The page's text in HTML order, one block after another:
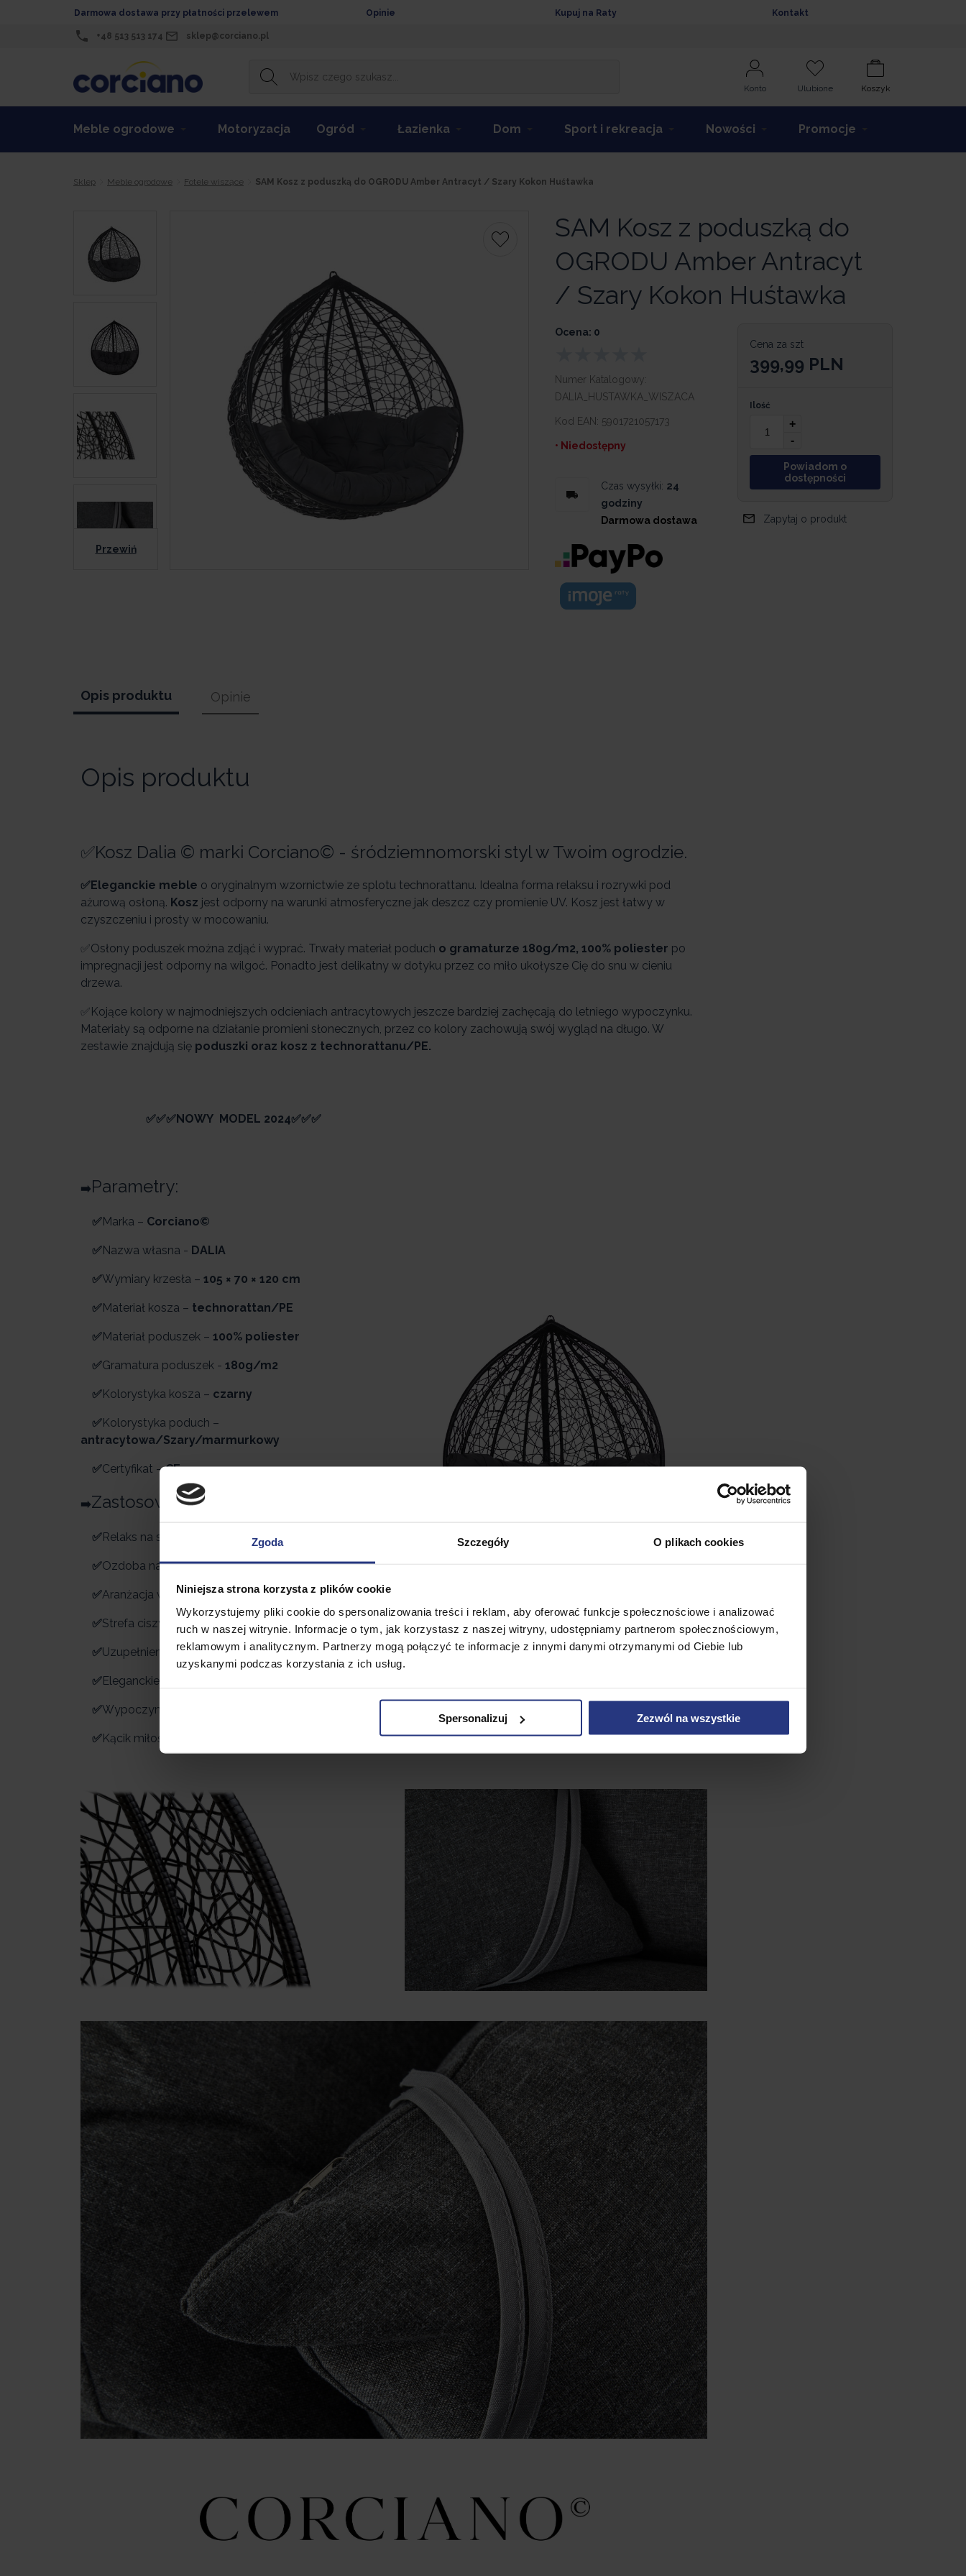
Zgoda Szczegóły O plikach cookies
Niniejsza strona korzysta z plików cookie
Wykorzystujemy pliki cookie do spersonalizowania treści i reklam, aby oferować funkcje społecznościowe i analizować
ruch w naszej witrynie. Informacje o tym, jak korzystasz z naszej witryny, udostępniamy partnerom społecznościowym,
reklamowym i analitycznym. Partnerzy mogą połączyć te informacje z innymi danymi otrzymanymi od Ciebie lub
uzyskanymi podczas korzystania z ich usług.
Spersonalizuj Zezwól na wszystkie
Darmowa dostawa przy płatności przelewem Opinie Kupuj na Raty Kontakt
+48 513 513 174 sklep@corciano.pl
Konto Ulubione Koszyk
Meble ogrodowe Motoryzacja Ogród Łazienka Dom Sport i rekreacja Nowości Promocje
Sklep Meble ogrodowe Fotele wiszące SAM Kosz z poduszką do OGRODU Amber Antracyt / Szary Kokon Huśtawka
Przewiń
SAM Kosz z poduszką do
OGRODU Amber Antracyt
/ Szary Kokon Huśtawka
Ocena: 0
Numer Katalogowy:
DALIA_HUSTAWKA_WISZACA
Kod EAN: 5901721057173
• Niedostępny
Czas wysyłki: 24
godziny
Darmowa dostawa
Opis produktu Opinie
Opis produktu
✅Kosz Dalia © marki Corciano© - śródziemnomorski styl w Twoim ogrodzie.
✅Eleganckie meble o oryginalnym wzornictwie ze splotu technorattanu. Idealna forma relaksu i rozrywki pod
ażurową osłoną. Kosz jest odporny na warunki atmosferyczne jak deszcz czy promienie UV. Kosz jest łatwy w
czyszczeniu i prosty w mocowaniu.
✅Osłony poduszek można zdjąć i wyprać. Trwały materiał poduch o gramaturze 180g/m2, 100% poliester po
impregnacji jest odporny na wilgoć. Ponadto jest delikatny w dotyku przez co miło ukołysze Cię do snu w cieniu
drzewa.
✅Kojące kolory w najmodniejszych odcieniach antracytowych jeszcze bardziej zachęcają do letniego wypoczynku.
Materiały są odporne na działanie promieni słonecznych, przez co kolory zachowują swój wygląd na długo. W
zestawie znajdują się poduszki oraz kosz z technorattanu/PE.
✅✅✅NOWY MODEL 2024✅✅✅
➡️Parametry:
✅Marka – Corciano©
✅Nazwa własna - DALIA
✅Wymiary krzesła – 105 × 70 × 120 cm
✅Materiał kosza – technorattan/PE
✅Materiał poduszek – 100% poliester
✅Gramatura poduszek - 180g/m2
✅Kolorystyka kosza – czarny
✅Kolorystyka poduch –
antracytowa/Szary/marmurkowy
✅Certyfikat –CE
➡️Zastosowanie:
✅Relaks na słonecznym tarasie,
✅Ozdoba nad basenem,
✅Aranżacja wnętrza ogrodowego,
✅Strefa ciszy i relaksu w SPA,
✅Uzupełnienie oranżerii i zimowych ogrodów,
✅Eleganckie wykończenie sypialni,
✅Wypoczynek na balkonie,
✅Kącik miłośnika książki,
Cena za szt
399,99 PLN
Ilość
+
-
Powiadom o
dostępności
Zapytaj o produkt